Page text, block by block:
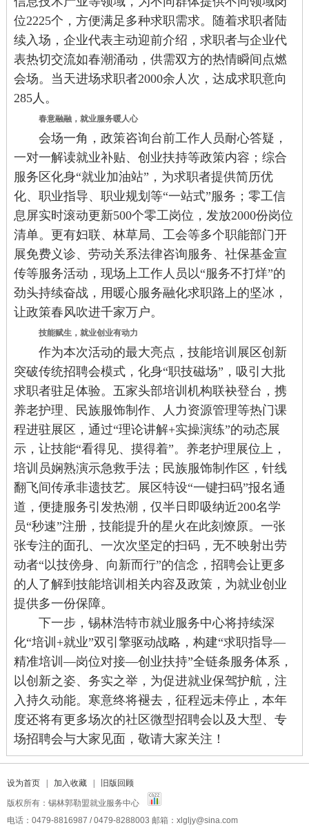
位2225个， 方便满足多种求职需求。随着求职者陆
续入场，企业代表主动迎前介绍，求职者与企业代
表热切交流如春潮涌动，供需双方的热情瞬间点燃
会场。当天进场求职者2000余人次，达成求职意向
285人。
春意融融，就业服务暖人心
会场一角，政策咨询台前工作人员耐心答疑，
一对一解读就业补贴、创业扶持等政策内容；综合
服务区化身“就业加油站”，为求职者提供简历优
化、职业指导、职业规划等“一站式”服务；零工信
息屏实时滚动更新500个零工岗位，发放2000份岗位
清单。更有妇联、林草局、工会等多个职能部门开
展免费义诊、劳动关系法律咨询服务、社保基金宣
传等服务活动，现场上工作人员以“服务不打烊”的
劲头持续奋战，用暖心服务融化求职路上的坚冰，
让政策春风吹进千家万户。
技能赋生，就业创业有动力
作为本次活动的最大亮点，技能培训展区创新
突破传统招聘会模式，化身“职技磁场”，吸引大批
求职者驻足体验。五家头部培训机构联袂登台，携
养老护理、民族服饰制作、人力资源管理等热门课
程进驻展区，通过“理论讲解+实操演练”的动态展
示，让技能“看得见、摸得着”。养老护理展位上，
培训员娴熟演示急救手法；民族服饰制作区，针线
翻飞间传承非遗技艺。展区特设“一键扫码”报名通
道，便捷服务引发热潮，仅半日即吸纳近200名学
员“秒速”注册，技能提升的星火在此刻燎原。一张
张专注的面孔、一次次坚定的扫码，无不映射出劳
动者“以技傍身、向新而行”的信念，招聘会让更多
的人了解到技能培训相关内容及政策，为就业创业
提供多一份保障。
下一步， 锡林浩特市就业服务中心将持续深
化“培训+就业”双引擎驱动战略，构建“求职指导—
精准培训—岗位对接—创业扶持”全链条服务体系，
以创新之姿、务实之举，为促进就业保驾护航，注
入持久动能。寒意终将褪去，征程远未停止 ， 本年
度还将有更多场次的社区微型招聘会以及大型、专
场招聘会与大家见面 ， 敬请大家关注！
设为首页 加入收藏 旧版回顾
版权所有：锡林郭勒盟就业服务中心
电话：0479-8816987 / 0479-8288003 邮箱：xlgljy@sina.com